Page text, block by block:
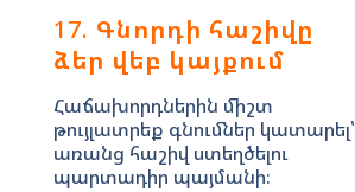
17. Գնորդի հաշիվը
ձեր վեբ կայքում
Հաճախորդներին միշտ
թույլատրեք գնումներ կատարել՝
առանց հաշիվ ստեղծելու
պարտադիր պայմանի։